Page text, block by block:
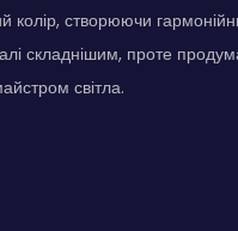
створюючи
складнішим, проте
світла.